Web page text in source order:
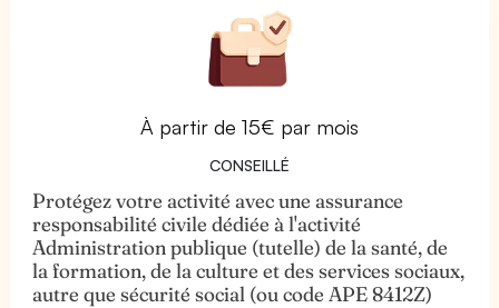
À partir de 15€ par mois
CONSEILLÉ
Protégez votre activité avec une assurance
responsabilité civile dédiée à l'activité
Administration publique (tutelle) de la santé, de
la formation, de la culture et des services sociaux,
autre que sécurité social (ou code APE 8412Z)